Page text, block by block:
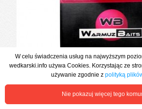
W celu świadczenia usług na najwyższym
wedkarski.info używa Cookies. Korzystając ze
używanie zgodnie zpolityką
Nie pokazuj więcej tego